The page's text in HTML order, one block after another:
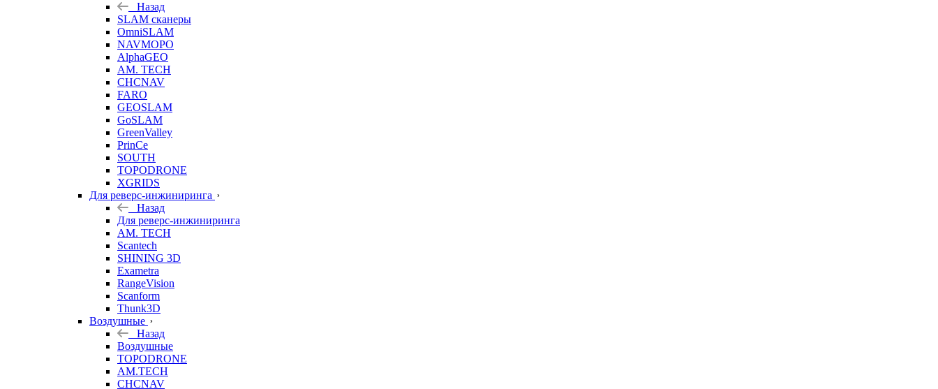
Назад
SLAM сканеры
OmniSLAM
NAVMOPO
AlphaGEO
AM. TECH
CHCNAV
FARO
GEOSLAM
GoSLAM
GreenValley
PrinCe
SOUTH
TOPODRONE
XGRIDS
Для реверс-инжиниринга
Назад
Для реверс-инжиниринга
AM. TECH
Scantech
SHINING 3D
Exametra
RangeVision
Scanform
Thunk3D
Воздушные
Назад
Воздушные
TOPODRONE
AM.TECH
CHCNAV